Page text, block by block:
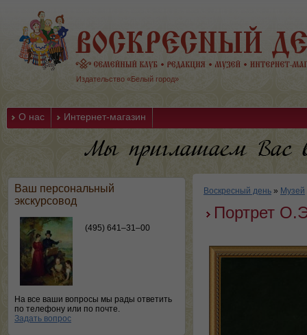
Издательство «Белый город»
О нас Интернет-магазин
Ваш персональный
экскурсовод
(495) 641–31–00
На все ваши вопросы мы рады ответить
по телефону или по почте.
Задать вопрос
Воскресный день » Музей
Портрет